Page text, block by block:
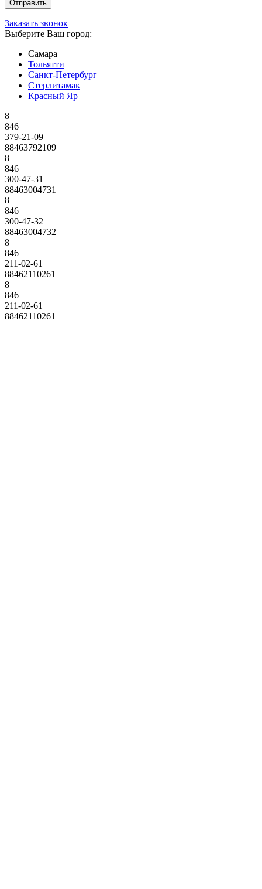
Заказать звонок
Выберите Ваш город:
Самара
Тольятти
Санкт-Петербург
Стерлитамак
Красный Яр
8
846
379-21-09
88463792109
8
846
300-47-31
88463004731
8
846
300-47-32
88463004732
8
846
211-02-61
88462110261
8
846
211-02-61
88462110261